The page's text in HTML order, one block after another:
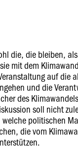
die, die bleiben,
mit dem
auf die
und die
des
soll nicht
politischen
die vom